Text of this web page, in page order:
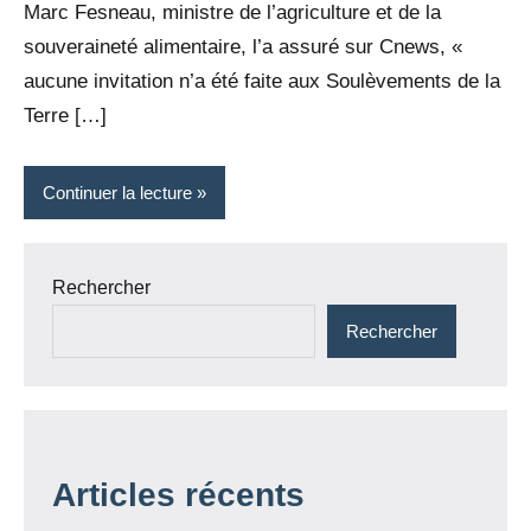
Marc Fesneau, ministre de l’agriculture et de la
souveraineté alimentaire, l’a assuré sur Cnews, «
aucune invitation n’a été faite aux Soulèvements de la
Terre […]
Continuer la lecture
Rechercher
Rechercher
Articles récents